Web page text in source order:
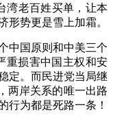
湾老百姓买单，让本
形势更是雪上加霜。
国原则和中美三个
重损害中国主权和安
定。而民进党当局继
两岸关系的唯一出路
行为都是死路一条！